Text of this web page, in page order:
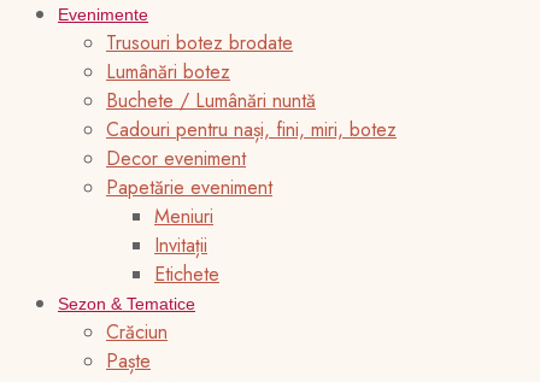
Evenimente
Trusouri botez brodate
Lumânări botez
Buchete / Lumânări nuntă
Cadouri pentru nași, fini, miri, botez
Decor eveniment
Papetărie eveniment
Meniuri
Invitații
Etichete
Sezon & Tematice
Crăciun
Paște